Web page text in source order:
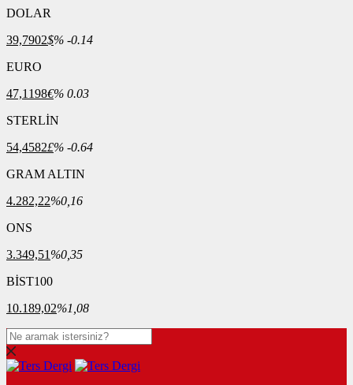
DOLAR
39,7902$% -0.14
EURO
47,1198€% 0.03
STERLİN
54,4582£% -0.64
GRAM ALTIN
4.282,22%0,16
ONS
3.349,51 %0,35
BİST100
10.189,02%1,08